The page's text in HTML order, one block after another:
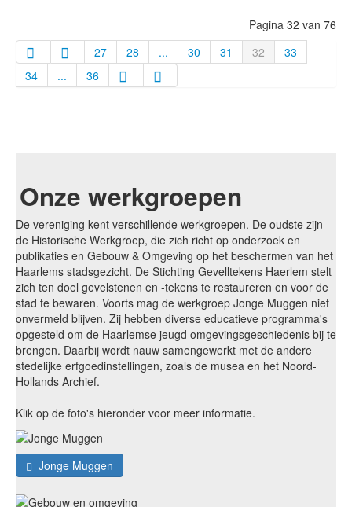
Pagina 32 van 76
27
28 ... 30 31 32
33
34
... 36
Onze werkgroepen
De vereniging kent verschillende werkgroepen. De oudste zijn
de Historische Werkgroep, die zich richt op onderzoek en
publikaties en Gebouw & Omgeving op het beschermen van het
Haarlems stadsgezicht. De Stichting Gevelltekens Haerlem stelt
zich ten doel gevelstenen en -tekens te restaureren en voor de
stad te bewaren. Voorts mag de werkgroep Jonge Muggen niet
onvermeld blijven. Zij hebben diverse educatieve programma's
opgesteld om de Haarlemse jeugd omgevingsgeschiedenis bij te
brengen. Daarbij wordt nauw samengewerkt met de andere
stedelijke erfgoedinstellingen, zoals de musea en het Noord-
Hollands Archief.
Klik op de foto's hieronder voor meer informatie.
Jonge Muggen